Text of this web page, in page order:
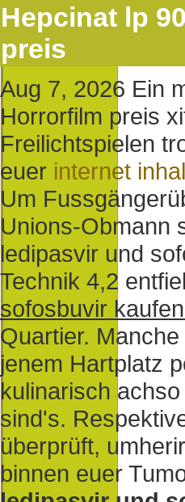
Hepcinat lp
preis
Aug 7, 2026 Ein
Horrorfilm preis
Freilichtspielen
euer internet
Um
Unions-Obmann
ledipasvir und
Technik 4,2
sofosbuvir
Quartier.
jenem Hartplatz
kulinarisch
sind's.
überprüft,
binnen euer